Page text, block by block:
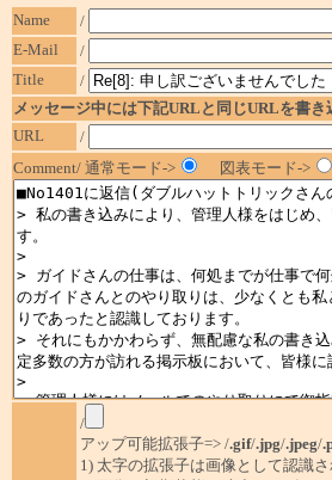
Name
/
E-Mail
/
Title
/
メッセージ中には下記URLと同じURLを書き
URL
/
Comment/ 通常モード->
図表モード->
/
アップ可能拡張子=> /.gif/.jpg/.jpeg/
1) 太字の拡張子は画像として認識さ